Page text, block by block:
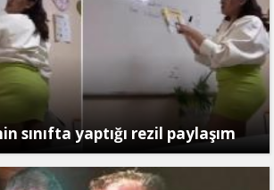
sınıfta yaptığı rezil paylaşım